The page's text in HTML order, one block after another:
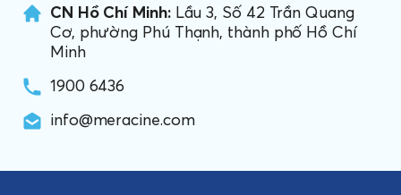
CN Hồ Chí Minh:Lầu 3, Số 42 Trần Quang
Cơ, phường Phú Thạnh, thành phố Hồ Chí
Minh
1900 6436
info@meracine.com